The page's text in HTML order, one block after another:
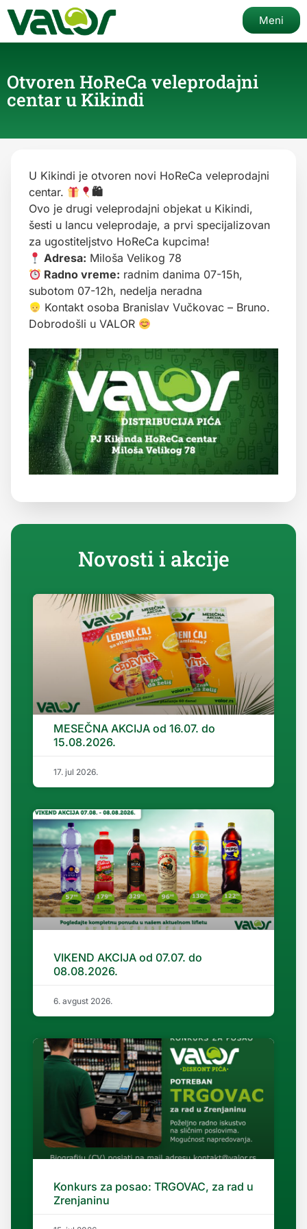
Meni
Otvoren HoReCa veleprodajni
centar u Kikindi
U Kikindi je otvoren novi HoReCa veleprodajni
centar.
🛍
Ovo je drugi veleprodajni objekat u Kikindi,
šesti u lancu veleprodaje, a prvi specijalizovan
za ugostiteljstvo HoReCa kupcima!
Adresa: Miloša Velikog 78
Radno vreme: radnim danima 07-15h,
subotom 07-12h, nedelja neradna
‍ Kontakt osoba Branislav Vučkovac – Bruno.
Dobrodošli u VALOR
Novosti i akcije
MESEČNA AKCIJA od 16.07. do
15.08.2026.
17. jul 2026.
VIKEND AKCIJA od 07.07. do
08.08.2026.
6. avgust 2026.
Konkurs za posao: TRGOVAC, za rad u
Zrenjaninu